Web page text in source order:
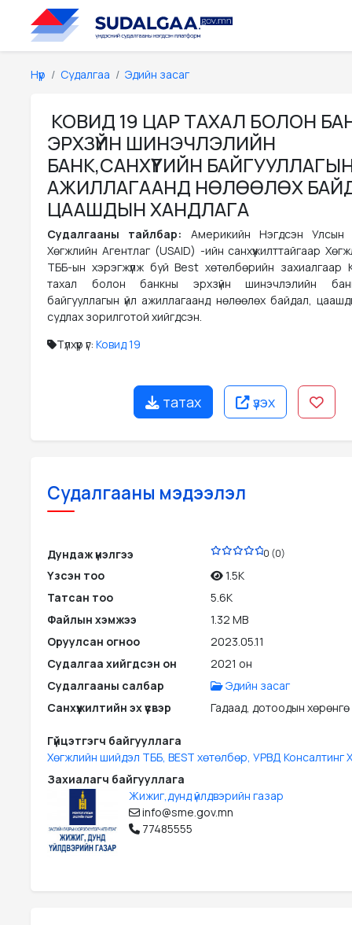
Нүүр Судалгаа Эдийн засаг
КОВИД 19 ЦАР ТАХАЛ БОЛОН
ЭРХЗҮЙН ШИНЭЧЛЭЛИЙН
БАНК,САНХҮҮГИЙН БАЙГУУЛЛАГЫН
АЖИЛЛАГААНД НӨЛӨӨЛӨХ
ЦААШДЫН ХАНДЛАГА
Судалгааны тайлбар: Америкийн Нэгдсэн
Хөгжлийн Агентлаг (USAID) -ийн санхүүжилттайгаар
ТББ-ын хэрэгжүүлж буй Best хөтөлбөрийн захиалгаар
тахал болон банкны эрхзүйн шинэчлэлийн банк,
байгууллагын үйл ажиллагаанд нөлөөлөх байдал,
судлах зорилготой хийгдсэн.
Түлхүүр үг: Ковид 19
татах үзэх
Судалгааны мэдээлэл
Дундаж үнэлгээ 0 (0)
Үзсэн тоо
1.5K
Татсан тоо
5.6K
Файлын хэмжээ
1.32 MB
Оруулсан огноо
2023.05.11
Судалгаа хийгдсэн он
2021 он
Судалгааны салбар
Эдийн засаг
Санхүүжилтийн эх үүсвэр
Гадаад, дотоодын
Гүйцэтгэгч байгууллага
Хөгжлийн шийдэл ТББ, BEST хөтөлбөр, УРВД Консалтинг
Захиалагч байгууллага
Жижиг,дунд үйлдвэрийн газар
info@sme.gov.mn
77485555